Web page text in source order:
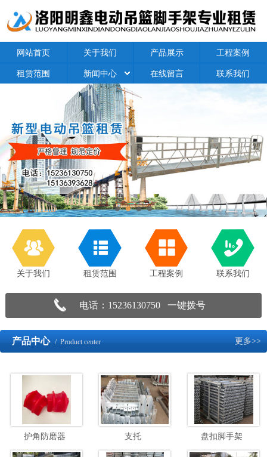
网站首页 关于我们 产品展示 工程案例
租赁范围 新闻中心 在线留言 联系我们
关于我们 租赁范围 工程案例 联系我们
电话：15236130750 一键拨号
更多>>
产品中心/ Product center
护角防磨器 支托 盘扣脚手架